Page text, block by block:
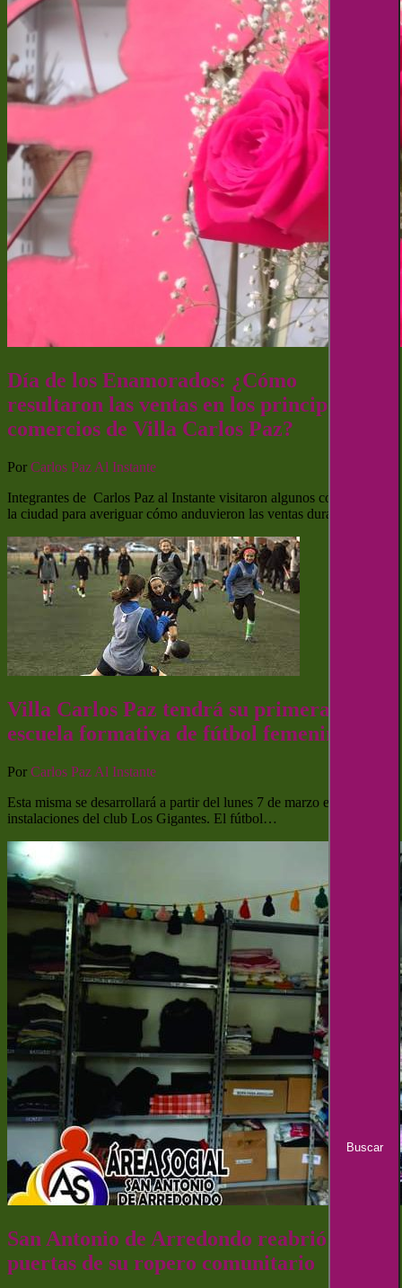
Día de los Enamorados: ¿Cómo
resultaron las ventas en los principales
comercios de Villa Carlos Paz?
Por Carlos Paz Al Instante
Integrantes de Carlos Paz al Instante visitaron algunos comercios de
la ciudad para averiguar cómo anduvieron las ventas durante este…
Villa Carlos Paz tendrá su primera
escuela formativa de fútbol femenino
Por Carlos Paz Al Instante
Esta misma se desarrollará a partir del lunes 7 de marzo en las
instalaciones del club Los Gigantes. El fútbol…
San Antonio de Arredondo reabrió las
puertas de su ropero comunitario